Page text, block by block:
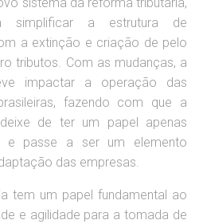
sistema da reforma tributária,
simplificar a estrutura de
a extinção e criação de pelo
tributos. Com as mudanças, a
impactar a operação das
fazendo com que a
de ter um papel apenas
e passe a ser um elemento
das empresas.
tem um papel fundamental ao
e agilidade para a tomada de